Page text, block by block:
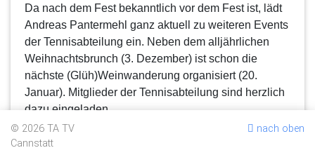
Da nach dem Fest bekanntlich vor dem Fest ist, lädt
Andreas Pantermehl ganz aktuell zu weiteren Events
der Tennisabteilung ein. Neben dem alljährlichen
Weihnachtsbrunch (3. Dezember) ist schon die
nächste (Glüh)Weinwanderung organisiert (20.
Januar). Mitglieder der Tennisabteilung sind herzlich
dazu eingeladen
Förderpreis 2023
© 2026 TA TV
Cannstatt
nach oben